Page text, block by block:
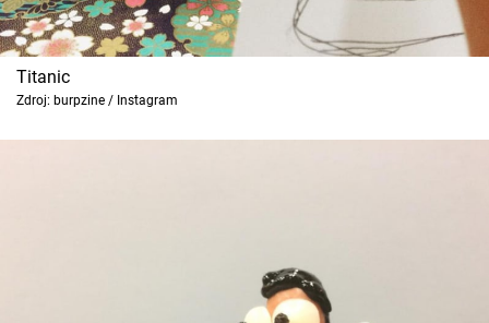
Titanic
Zdroj: burpzine / Instagram